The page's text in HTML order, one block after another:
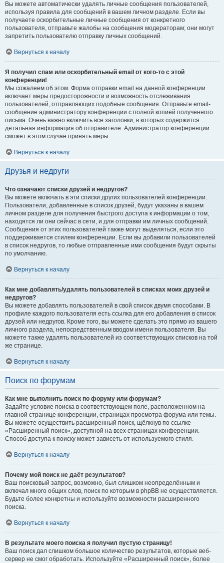
Вы можете автоматически удалять личные сообщения пользователей,
используя правила для сообщений в вашем личном разделе. Если вы
получаете оскорбительные личные сообщения от конкретного
пользователя, отправьте жалобы на сообщения модераторам; они могут
запретить пользователю отправку личных сообщений.
Вернуться к началу
Я получил спам или оскорбительный email от кого-то с этой
конференции!
Мы сожалеем об этом. Форма отправки email на данной конференции
включает меры предосторожности и возможность отслеживания
пользователей, отправляющих подобные сообщения. Отправьте email-
сообщение администратору конференции с полной копией полученного
письма. Очень важно включить все заголовки, в которых содержится
детальная информация об отправителе. Администратор конференции
сможет в этом случае принять меры.
Вернуться к началу
Друзья и недруги
Что означают списки друзей и недругов?
Вы можете включать в эти списки других пользователей конференции.
Пользователи, добавленные в список друзей, будут указаны в вашем
личном разделе для получения быстрого доступа к информации о том,
находятся ли они сейчас в сети, и для отправки им личных сообщений.
Сообщения от этих пользователей также могут выделяться, если это
поддерживается стилем конференции. Если вы добавили пользователей
в список недругов, то любые отправленные ими сообщения будут скрыты
по умолчанию.
Вернуться к началу
Как мне добавлять/удалять пользователей в списках моих друзей и
недругов?
Вы можете добавлять пользователей в свой список двумя способами. В
профиле каждого пользователя есть ссылка для его добавления в список
друзей или недругов. Кроме того, вы можете сделать это прямо из вашего
личного раздела, непосредственным вводом имени пользователя. Вы
можете также удалять пользователей из соответствующих списков на той
же странице.
Вернуться к началу
Поиск по форумам
Как мне выполнить поиск по форуму или форумам?
Задайте условие поиска в соответствующем поле, расположенном на
главной странице конференции, страницах просмотра форума или темы.
Вы можете осуществить расширенный поиск, щёлкнув по ссылке
«Расширенный поиск», доступной на всех страницах конференции.
Способ доступа к поиску может зависеть от используемого стиля.
Вернуться к началу
Почему мой поиск не даёт результатов?
Ваш поисковый запрос, возможно, был слишком неопределённым и
включал много общих слов, поиск по которым в phpBB не осуществляется.
Будьте более конкретны и используйте возможности расширенного
поиска.
Вернуться к началу
В результате моего поиска я получил пустую страницу!
Ваш поиск дал слишком большое количество результатов, которые веб-
сервер не смог обработать. Используйте «Расширенный поиск», более